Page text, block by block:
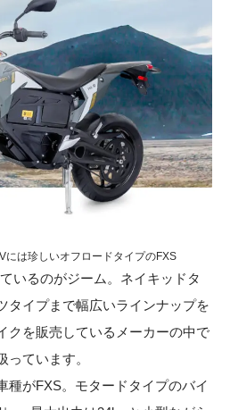
には珍しいオフロードタイプのFXS
いるのがジーム。ネイキッドタ
タイプまで幅広いラインナップを
クを販売しているメーカーの中で
っています。
種がFXS。モタードタイプのバイ